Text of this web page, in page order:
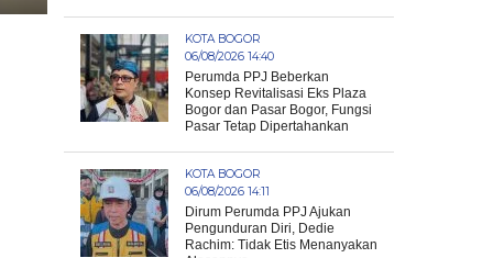
KOTA BOGOR
06/08/2026 14:40
Perumda PPJ Beberkan
Konsep Revitalisasi Eks Plaza
Bogor dan Pasar Bogor, Fungsi
Pasar Tetap Dipertahankan
KOTA BOGOR
06/08/2026 14:11
Dirum Perumda PPJ Ajukan
Pengunduran Diri, Dedie
Rachim: Tidak Etis Menanyakan